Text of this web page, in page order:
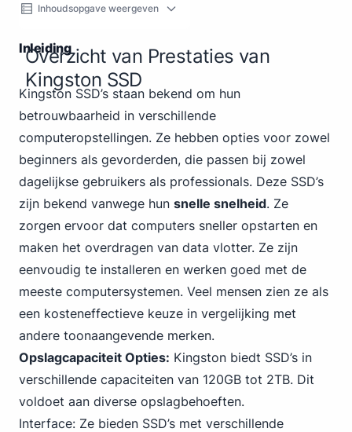
Inhoudsopgave weergeven
Inleiding
Overzicht van Prestaties van
Kingston SSD
Kingston SSD’s staan bekend om hun
betrouwbaarheid in verschillende
computeropstellingen. Ze hebben opties voor zowel
beginners als gevorderden, die passen bij zowel
dagelijkse gebruikers als professionals. Deze SSD’s
zijn bekend vanwege hun snelle snelheid. Ze
zorgen ervoor dat computers sneller opstarten en
maken het overdragen van data vlotter. Ze zijn
eenvoudig te installeren en werken goed met de
meeste computersystemen. Veel mensen zien ze als
een kosteneffectieve keuze in vergelijking met
andere toonaangevende merken.
Opslagcapaciteit Opties: Kingston biedt SSD’s in
verschillende capaciteiten van 120GB tot 2TB. Dit
voldoet aan diverse opslagbehoeften.
Interface: Ze bieden SSD’s met verschillende